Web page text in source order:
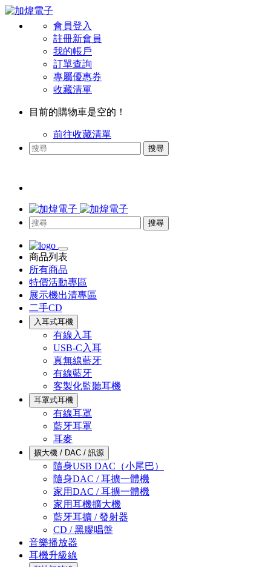
會員登入
註冊新會員
我的帳戶
訂單查詢
專屬優惠券
收藏清單
目前的購物車是空的！
前往收藏清單
搜尋
搜尋
商品列表
所有商品
特價活動專區
展示機出清專區
二手CD
入耳式耳機
有線入耳
USB-C入耳
真無線藍牙
有線藍牙
客製化監聽耳機
耳罩式耳機
有線耳罩
藍牙耳罩
耳麥
擴大機 / DAC / 訊源
隨身USB DAC（小尾巴）
隨身DAC / 耳擴一體機
家用DAC / 耳擴一體機
家用耳機擴大機
藍牙耳擴 / 發射器
CD / 黑膠唱盤
音樂播放器
耳機升級線